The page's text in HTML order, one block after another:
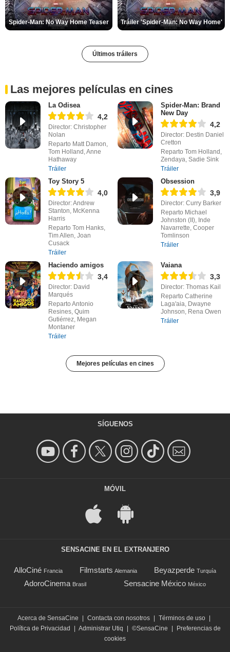
Spider-Man: No Way Home Teaser Tráiler 'Spider-Man: No Way Home'
Últimos tráilers
Las mejores películas en cines
La Odisea
4,2
Director: Christopher
Nolan
Reparto Matt Damon,
Tom Holland, Anne
Hathaway
Tráiler
Spider-Man: Brand
New Day
4,2
Director: Destin Daniel
Cretton
Reparto Tom Holland,
Zendaya, Sadie Sink
Tráiler
Toy Story 5
4,0
Director: Andrew
Stanton, McKenna
Harris
Reparto Tom Hanks,
Tim Allen, Joan
Cusack
Tráiler
Obsession
3,9
Director: Curry Barker
Reparto Michael
Johnston (II), Inde
Navarrette, Cooper
Tomlinson
Tráiler
Haciendo amigos
3,4
Director: David
Marqués
Reparto Antonio
Resines, Quim
Gutiérrez, Megan
Montaner
Tráiler
Vaiana
3,3
Director: Thomas Kail
Reparto Catherine
Laga'aia, Dwayne
Johnson, Rena Owen
Tráiler
Mejores películas en cines
SÍGUENOS
MÓVIL
SENSACINE EN EL EXTRANJERO
AlloCiné Francia Filmstarts Alemania Beyazperde Turquía
AdoroCinema Brasil Sensacine México México
Acerca de SensaCine | Contacta con nosotros | Términos de uso |
Política de Privacidad
| Administrar Utiq | ©SensaCine |
Preferencias de
cookies